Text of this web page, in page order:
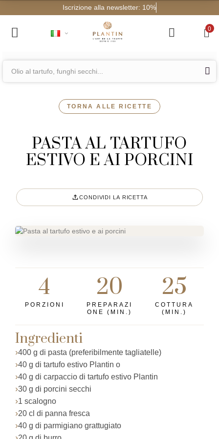
Iscrizione al
0
TORNA ALLE RICETTE
PASTA AL TARTUFO
ESTIVO E AI PORCINI
CONDIVIDI LA RICETTA
4
PORZIONI
20
PREPARAZI
ONE (MIN.)
25
COTTURA
(MIN.)
Ingredienti
400 g di pasta (preferibilmente tagliatelle)
40 g di tartufo estivo Plantin o
40 g di carpaccio di tartufo estivo Plantin
30 g di porcini secchi
1 scalogno
20 cl di panna fresca
40 g di parmigiano grattugiato